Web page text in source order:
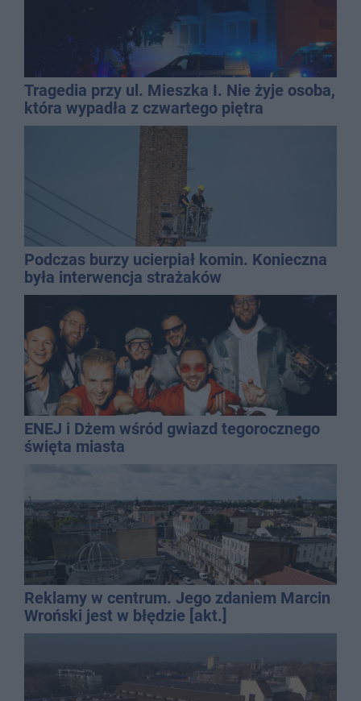
Tragedia przy ul. Mieszka I. Nie żyje osoba,
która wypadła z czwartego piętra
Podczas burzy ucierpiał komin. Konieczna
była interwencja strażaków
ENEJ i Dżem wśród gwiazd tegorocznego
święta miasta
Reklamy w centrum. Jego zdaniem Marcin
Wroński jest w błędzie [akt.]